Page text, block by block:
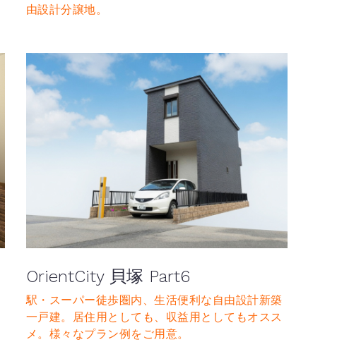
由設計分譲地。
OrientCity 貝塚 Part6
駅・スーパー徒歩圏内、生活便利な自由設計新築
一戸建。居住用としても、収益用としてもオスス
メ。様々なプラン例をご用意。